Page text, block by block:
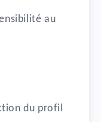
au
du profil